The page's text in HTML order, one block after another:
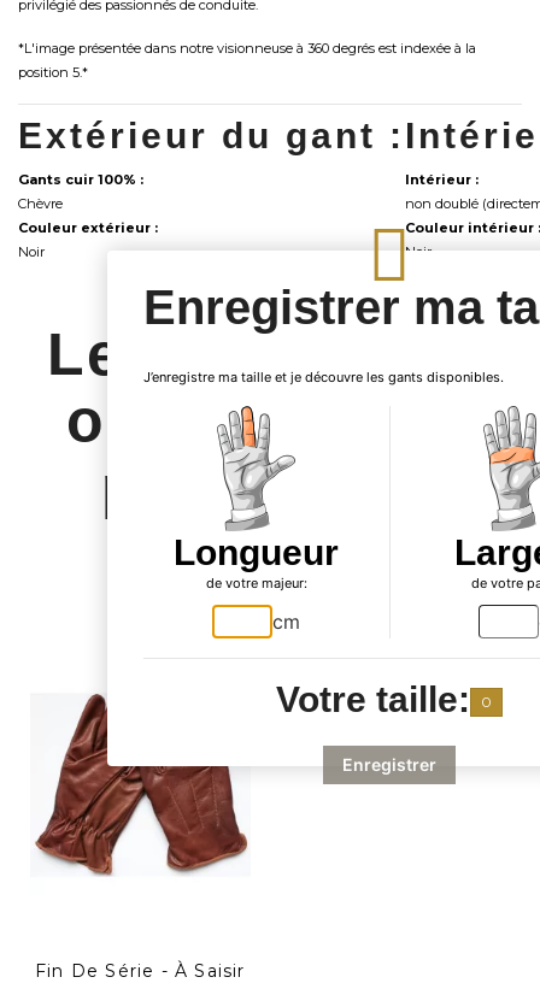
privilégié des passionnés de conduite.
*L'image présentée dans notre visionneuse à 360 degrés est indexée à la
position 5.*
Extérieur du gant :
Gants cuir 100% :
Chèvre
Couleur extérieur :
Noir
Intérieur :
non doublé
Couleur intérieur :
Noir
Les clients qui
ont acheté ce
produit ont
également
acheté...
Fin De Série - À Saisir
Enregistrer ma
J’enregistre ma taille et je découvre les gants disponibles.
Longueur
de votre majeur:
cm
de votre
Votre taille: 0
Enregistrer